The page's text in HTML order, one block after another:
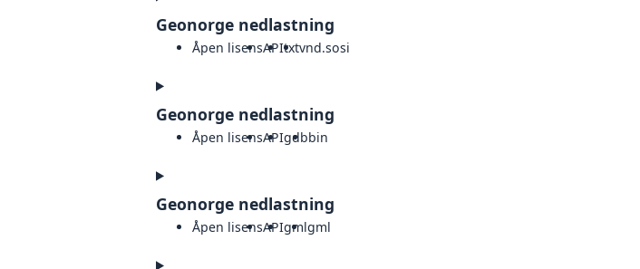
Geonorge nedlastning
Åpen lisensAPItxtvnd.sosi
Geonorge nedlastning
Åpen lisensAPIgdbbin
Geonorge nedlastning
Åpen lisensAPIgmlgml